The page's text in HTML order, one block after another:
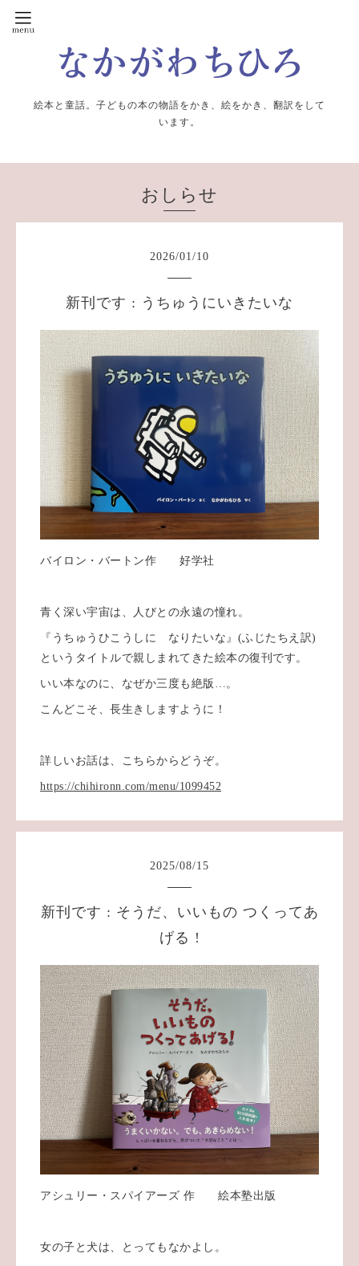
絵本と童話。子どもの本の物語をかき、絵をかき、翻訳をして
います。
おしらせ
2026/01/10
新刊です : うちゅうにいきたいな
バイロン・バートン作 好学社
青く深い宇宙は、人びとの永遠の憧れ。
『うちゅうひこうしに なりたいな』(ふじたちえ訳)
というタイトルで親しまれてきた絵本の復刊です。
いい本なのに、なぜか三度も絶版…。
こんどこそ、長生きしますように！
詳しいお話は、こちらからどうぞ。
https://chihironn.com/menu/1099452
2025/08/15
新刊です : そうだ、いいもの つくってあ
げる !
アシュリー・スパイアーズ 作 絵本塾出版
女の子と犬は、とってもなかよし。